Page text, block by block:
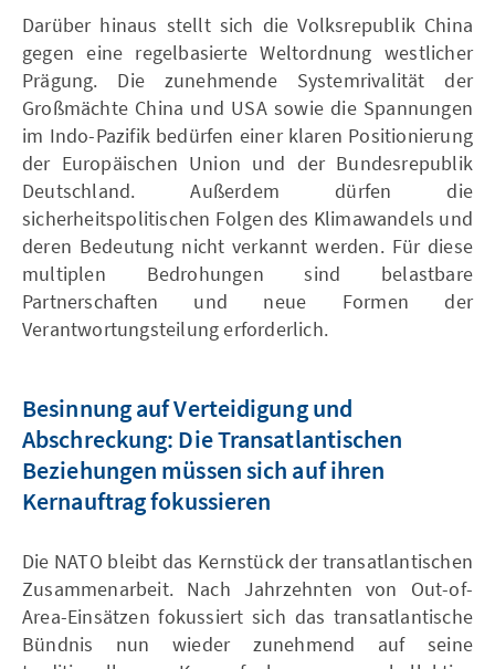
Darüber hinaus stellt sich die Volksrepublik China
gegen eine regelbasierte Weltordnung westlicher
Prägung. Die zunehmende Systemrivalität der
Großmächte China und USA sowie die Spannungen
im Indo-Pazifik bedürfen einer klaren Positionierung
der Europäischen Union und der Bundesrepublik
Deutschland. Außerdem dürfen die
sicherheitspolitischen Folgen des Klimawandels und
deren Bedeutung nicht verkannt werden. Für diese
multiplen Bedrohungen sind belastbare
Partnerschaften und neue Formen der
Verantwortungsteilung erforderlich.
Besinnung auf Verteidigung und
Abschreckung: Die Transatlantischen
Beziehungen müssen sich auf ihren
Kernauftrag fokussieren
Die NATO bleibt das Kernstück der transatlantischen
Zusammenarbeit. Nach Jahrzehnten von Out-of-
Area-Einsätzen fokussiert sich das transatlantische
Bündnis nun wieder zunehmend auf seine